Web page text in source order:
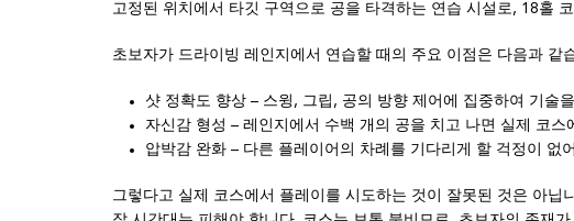
고정된 위치에서 타깃 구역으로 공을 타격하는 연습 시설로, 18홀
초보자가 드라이빙 레인지에서 연습할 때의 주요 이점은 다음과 같
샷 정확도 향상 – 스윙, 그립, 공의 방향 제어에 집중하여 기술
자신감 형성 – 레인지에서 수백 개의 공을 치고 나면 실제 코스
압박감 완화 – 다른 플레이어의 차례를 기다리게 할 걱정이 없
그렇다고 실제 코스에서 플레이를 시도하는 것이 잘못된 것은 아닙